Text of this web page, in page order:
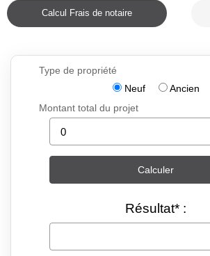
Calcul Frais de notaire